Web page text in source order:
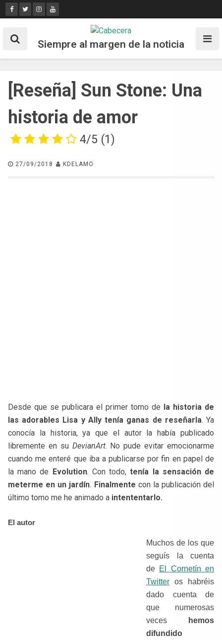
Skip
to
Siempre al margen de la noticia
[Reseña] Sun Stone: Una
historia de amor
4/5 (1)
27/09/2018 KDELAMO
Desde que se publicara el primer tomo de la historia de
las adorables Lisa y Ally tenía ganas de reseñarla. Ya
conocía la historia, ya que el autor la había publicado
libremente en su DevianArt. No pude evitar emocionarme
cuando me enteré que iba a publicarse por fin en papel de
la mano de Evolution. Con todo,tenía la sensación de
meterme en un jardín. Finalmente con la publicación del
último tomo me he animado a intententarlo.
El autor
Muchos de los que
seguís la cuenta
de El Cornetín en
Twitter os habréis
dado cuenta de
que numerosas
veces
hemos
difundido